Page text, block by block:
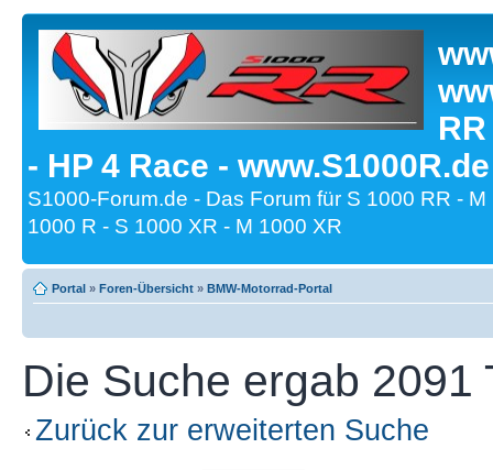
- HP 4 Race -
S1000-Forum.de - Das Forum für S 1000 RR -
1000 R - S 1000 XR - M 1000 XR
Portal » Foren-Übersicht » BMW-Motorrad-Portal
Die Suche ergab 2091
Zurück zur erweiterten Suche